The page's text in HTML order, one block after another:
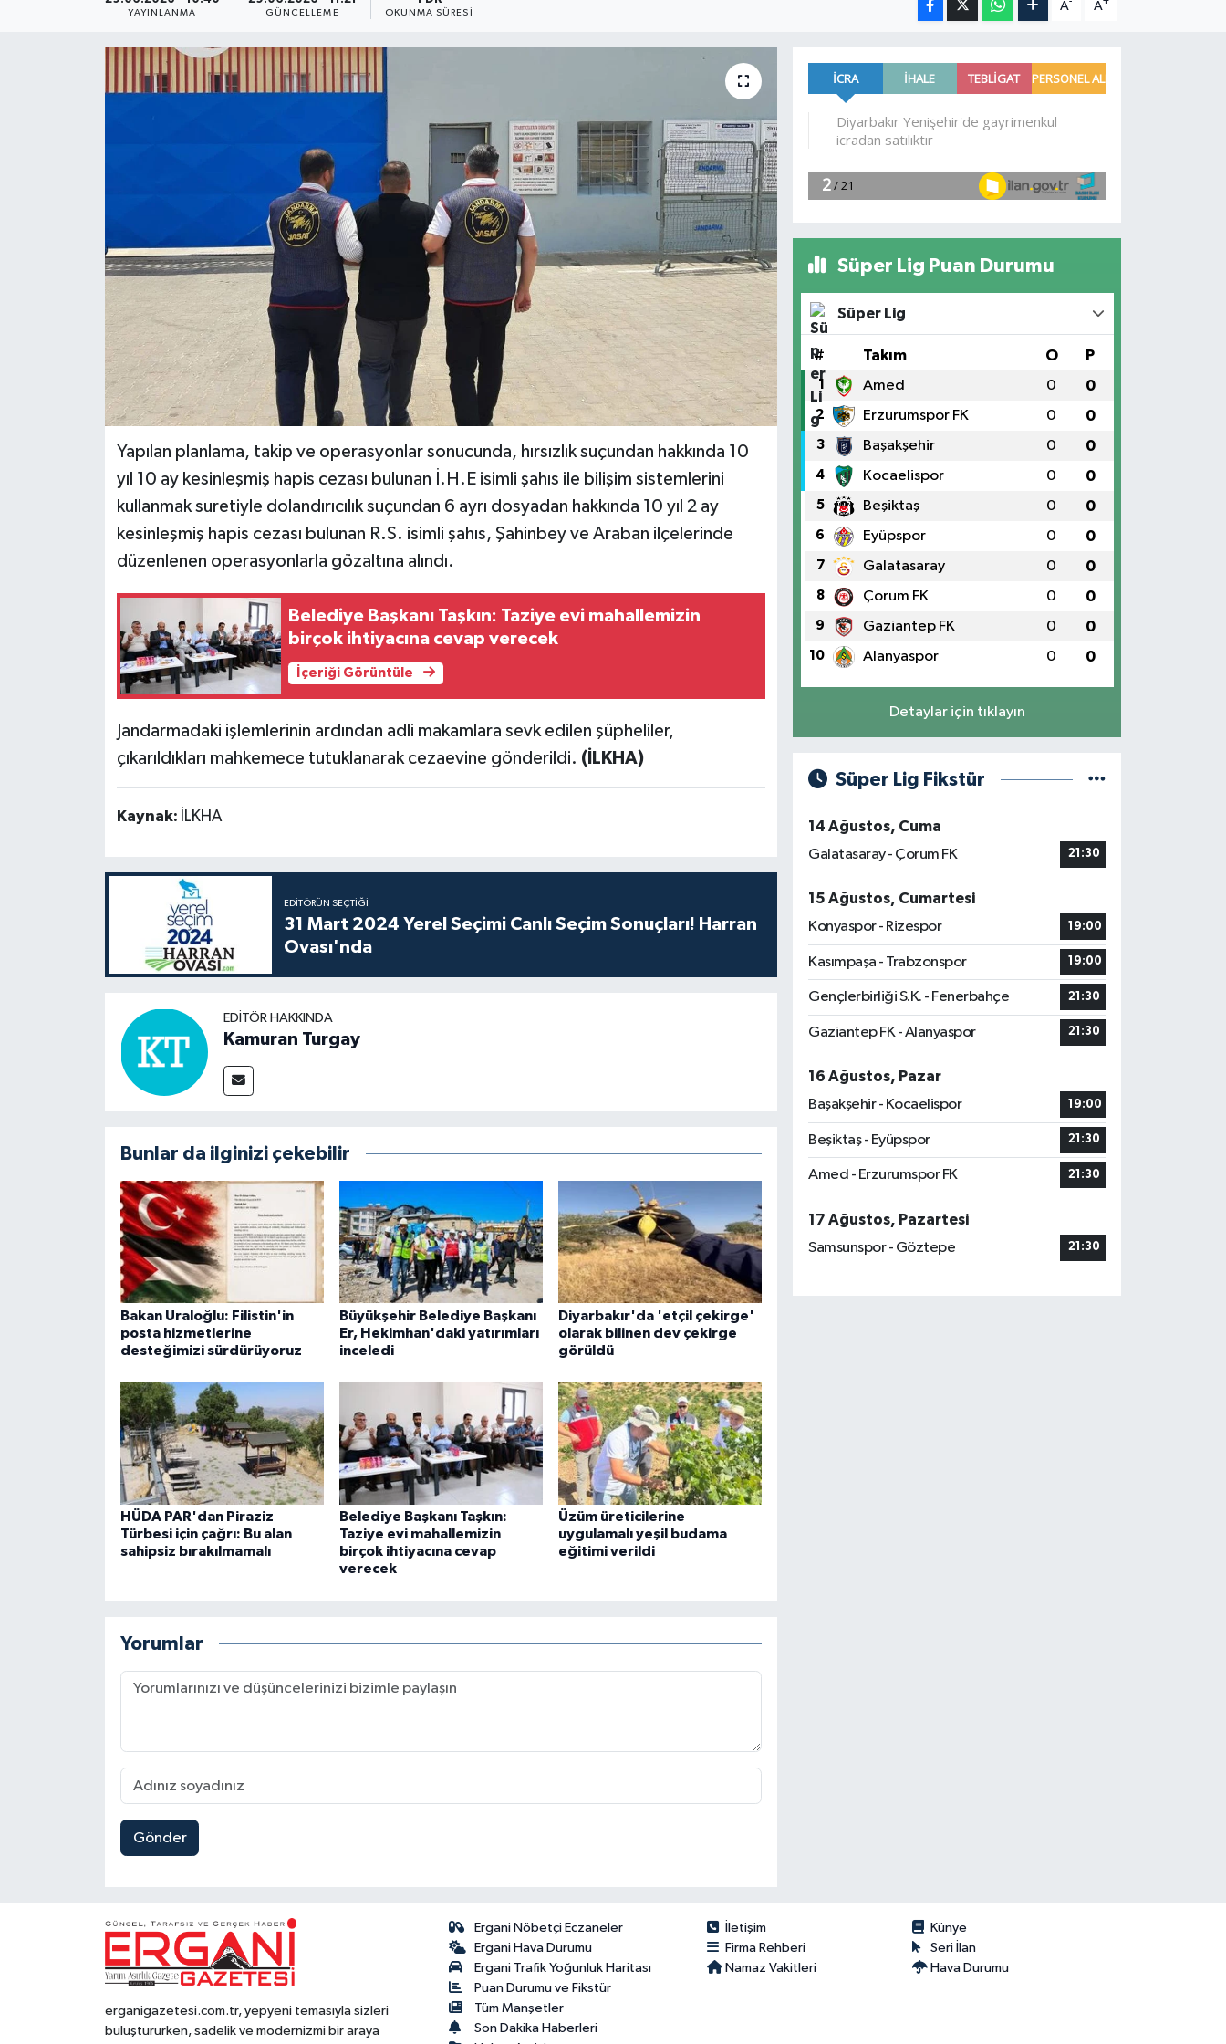
YAYINLANMA GÜNCELLEME OKUNMA SÜRESI
A A
Yapılan planlama, takip ve operasyonlar sonucunda, hırsızlık suçundan hakkında 10
yıl 10 ay kesinleşmiş hapis cezası bulunan İ.H.E isimli şahıs ile bilişim sistemlerini
kullanmak suretiyle dolandırıcılık suçundan 6 ayrı dosyadan hakkında 10 yıl 2 ay
kesinleşmiş hapis cezası bulunan R.S. isimli şahıs, Şahinbey ve Araban ilçelerinde
düzenlenen operasyonlarla gözaltına alındı.
Belediye Başkanı Taşkın: Taziye evi mahallemizin
birçok ihtiyacına cevap verecek
İçeriği Görüntüle
Jandarmadaki işlemlerinin ardından adli makamlara sevk edilen şüpheliler,
çıkarıldıkları mahkemece tutuklanarak cezaevine gönderildi. (İLKHA)
Kaynak: İLKHA
EDITÖRÜN SEÇTIĞI
31 Mart 2024 Yerel Seçimi Canlı Seçim Sonuçları! Harran
Ovası'nda
EDITÖR HAKKINDA
Kamuran Turgay
Bunlar da ilginizi çekebilir
Bakan Uraloğlu: Filistin'in
posta hizmetlerine
desteğimizi sürdürüyoruz
Büyükşehir Belediye Başkanı
Er, Hekimhan'daki yatırımları
inceledi
Diyarbakır'da 'etçil çekirge'
olarak bilinen dev çekirge
görüldü
HÜDA PAR'dan Piraziz
Türbesi için çağrı: Bu alan
sahipsiz bırakılmamalı
Belediye Başkanı Taşkın:
Taziye evi mahallemizin
birçok ihtiyacına cevap
verecek
Üzüm üreticilerine
uygulamalı yeşil budama
eğitimi verildi
Yorumlar
Gönder
Süper Lig Puan Durumu
Süper Lig
# Takım O P
1 Amed 0 0
2 Erzurumspor FK 0 0
3 Başakşehir 0 0
4 Kocaelispor 0 0
5 Beşiktaş 0 0
6 Eyüpspor 0 0
7 Galatasaray 0 0
8 Çorum FK 0 0
9 Gaziantep FK 0 0
10 Alanyaspor 0 0
Detaylar için tıklayın
Süper Lig Fikstür
14 Ağustos, Cuma
Galatasaray - Çorum FK
21:30
15 Ağustos, Cumartesi
Konyaspor - Rizespor
19:00
Kasımpaşa - Trabzonspor 19:00
Gençlerbirliği S.K. - Fenerbahçe 21:30
Gaziantep FK - Alanyaspor 21:30
16 Ağustos, Pazar
Başakşehir - Kocaelispor
19:00
Beşiktaş - Eyüpspor 21:30
Amed - Erzurumspor FK 21:30
17 Ağustos, Pazartesi
Samsunspor - Göztepe
21:30
erganigazetesi.com.tr, yepyeni temasıyla sizleri
buluştururken, sadelik ve modernizmi bir araya
Ergani Nöbetçi Eczaneler
Ergani Hava Durumu
Ergani Trafik Yoğunluk Haritası
Puan Durumu ve Fikstür
Tüm Manşetler
Son Dakika Haberleri
İletişim
Künye
Firma Rehberi
Seri İlan
Namaz Vakitleri
Hava Durumu